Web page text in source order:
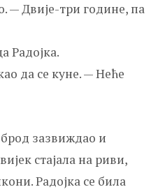
— Двије-три године, па
Радојка.
да се куне. — Неће
брод зазвиждао и
стајала на риви,
Радојка се била